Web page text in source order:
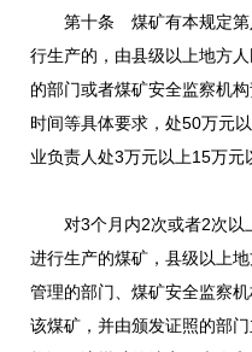
第十条 煤矿有本规定第
行生产的，由县级以上地方
的部门或者煤矿安全监察机
时间等具体要求，处50万元
业负责人处3万元以上15万元
对3个月内2次或者2次以
进行生产的煤矿，县级以上
管理的部门、煤矿安全监察
该煤矿，并由颁发证照的部